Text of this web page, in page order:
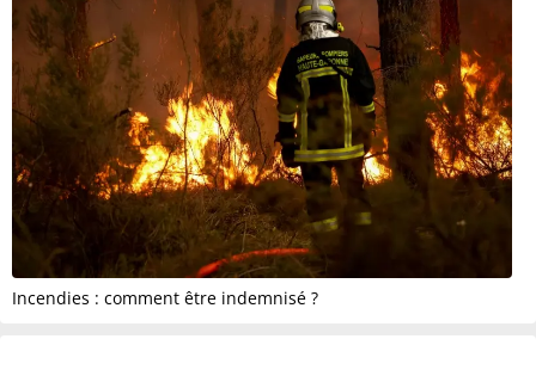
Incendies : comment être indemnisé ?